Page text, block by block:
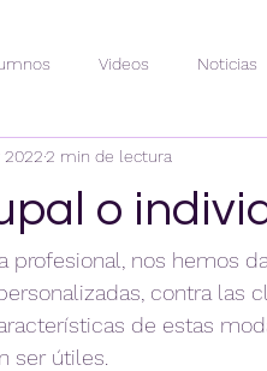
Videos Noticias
o
20222 min de lectura
profesional, nos hemos
contra las
de estas
ser útiles.